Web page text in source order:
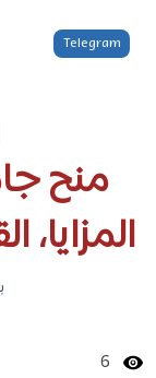
المحتوى
Telegram
المزايا،
6